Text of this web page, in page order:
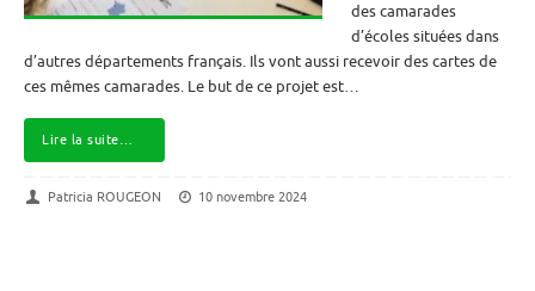
des camarades
d’écoles situées dans
d’autres départements français. Ils vont aussi recevoir des cartes de
ces mêmes camarades. Le but de ce projet est…
Lire la suite…
Patricia ROUGEON 10 novembre 2024